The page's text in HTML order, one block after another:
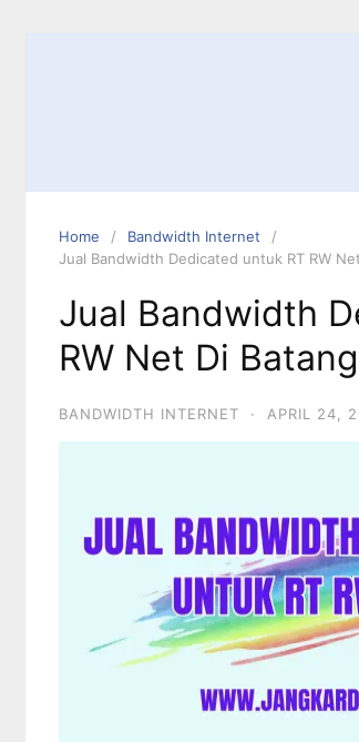
Home
Bandwidth Internet
Jual Bandwidth Dedicated untuk RT RW
Jual Bandwidth
RW Net Di
BANDWIDTH INTERNET · APRIL 24,